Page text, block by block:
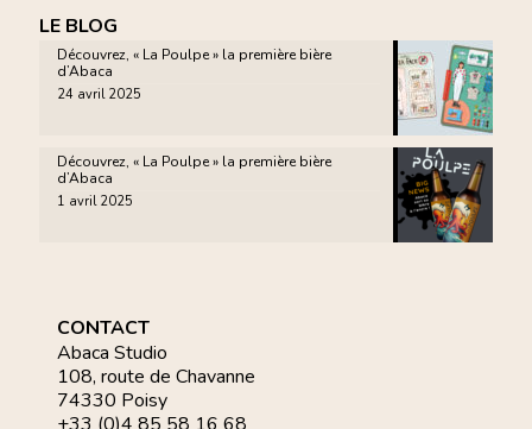
LE BLOG
Découvrez, « La Poulpe » la première bière
d’Abaca
24 avril 2025
Découvrez, « La Poulpe » la première bière
d’Abaca
1 avril 2025
CONTACT
Abaca Studio
108, route de Chavanne
74330 Poisy
+33 (0)4 85 58 16 68